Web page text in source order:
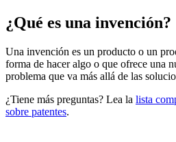
¿Qué es una invención?
Una invención es un producto o un
forma de hacer algo o que ofrece una
problema que va más allá de las
¿Tiene más preguntas? Lea la lista
sobre patentes.